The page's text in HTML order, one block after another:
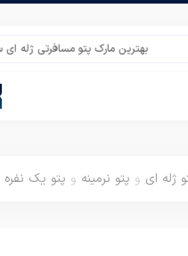
بهترین مارک پتو مسافرتی ژله ای سنس
ژله ای و پتو نرمینه و پتو یک نفره